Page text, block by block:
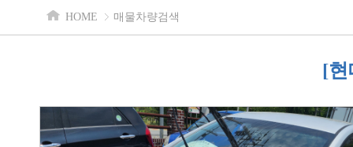
HOME 매물차량검색
[현